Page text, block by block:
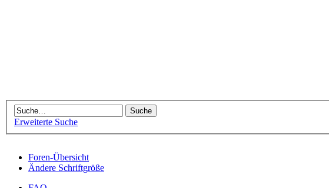
Erweiterte Suche
Foren-Übersicht
Ändere Schriftgröße